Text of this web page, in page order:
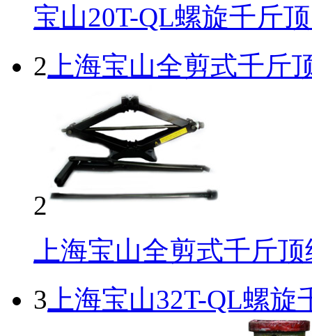
宝山20T-QL螺旋千斤
2 上海宝山全剪式千斤
2
上海宝山全剪式千斤
3 上海宝山32T-QL螺旋